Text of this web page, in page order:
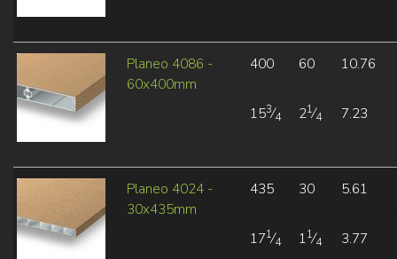
Planeo 4086 -
60x400mm
400
153⁄4
60
21⁄4
10.76
7.23
Planeo 4024 -
30x435mm
435
171⁄4
30
11⁄4
5.61
3.77